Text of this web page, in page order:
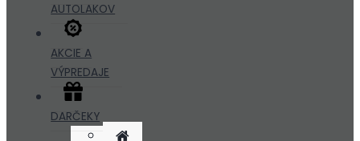
AUTOLAKOV
AKCIE A
VÝPREDAJE
DARČEKY